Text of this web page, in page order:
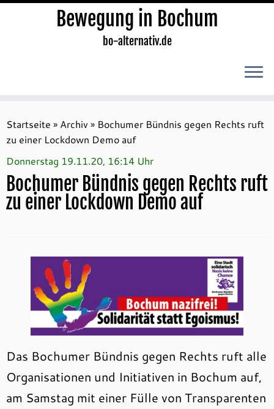
Inhalt
springen
Bewegung in Bochum
bo-alternativ.de
Startseite » Archiv » Bochumer Bündnis gegen Rechts ruft
zu einer Lockdown Demo auf
Donnerstag 19.11.20, 16:14 Uhr
Bochumer Bündnis gegen Rechts ruft
zu einer Lockdown Demo auf
Das Bochumer Bündnis gegen Rechts ruft alle
Organisationen und Initiativen in Bochum auf,
am Samstag mit einer Fülle von Transparenten